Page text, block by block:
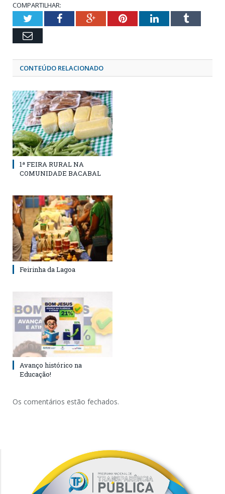
COMPARTILHAR:
TwitterFacebookGoogle+PinterestLinkedInTumblr
Email
CONTEÚDO RELACIONADO
1ª FEIRA RURAL NA
COMUNIDADE BACABAL
Feirinha da Lagoa
Avanço histórico na
Educação!
Os comentários estão fechados.